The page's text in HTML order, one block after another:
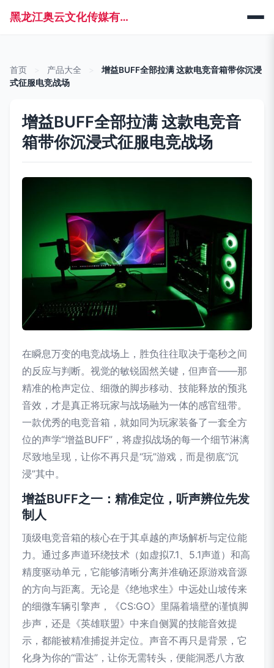
黑龙江奥云文化传媒有限公司
首页 产品大全
增益BUFF全部拉满 这款电竞音箱带你沉浸
式征服电竞战场
增益BUFF全部拉满 这款电竞音
箱带你沉浸式征服电竞战场
在瞬息万变的电竞战场上，胜负往往取决于毫秒之间
的反应与判断。视觉的敏锐固然关键，但声音——那
精准的枪声定位、细微的脚步移动、技能释放的预兆
音效，才是真正将玩家与战场融为一体的感官纽带。
一款优秀的电竞音箱，就如同为玩家装备了一套全方
位的声学“增益BUFF”，将虚拟战场的每一个细节淋漓
尽致地呈现，让你不再只是“玩”游戏，而是彻底“沉
浸”其中。
增益BUFF之一：精准定位，听声辨位先发
制人
顶级电竞音箱的核心在于其卓越的声场解析与定位能
力。通过多声道环绕技术（如虚拟7.1、5.1声道）和高
精度驱动单元，它能够清晰分离并准确还原游戏音源
的方向与距离。无论是《绝地求生》中远处山坡传来
的细微车辆引擎声，《CS:GO》里隔着墙壁的谨慎脚
步声，还是《英雄联盟》中来自侧翼的技能音效提
示，都能被精准捕捉并定位。声音不再只是背景，它
化身为你的“雷达”，让你无需转头，便能洞悉八方敌